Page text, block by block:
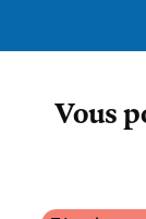
Vous